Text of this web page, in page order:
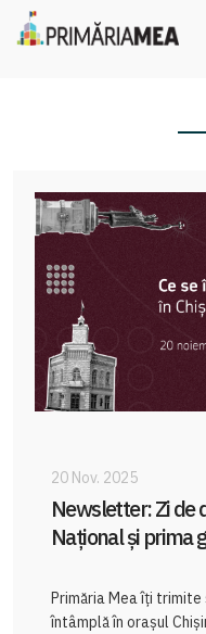
20 Nov. 2025
Newsletter: Zi de
Național și prima
Primăria Mea îți
întâmplă în orașul